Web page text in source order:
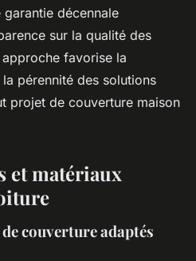
décennale
sur la qualité des
favorise la
pérennité des solutions
projet de couverture maison
et matériaux
couverture adaptés